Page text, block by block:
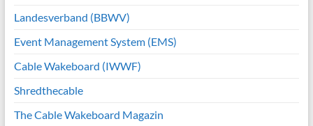
Landesverband (BBWV)
Event Management System (EMS)
Cable Wakeboard (IWWF)
Shredthecable
The Cable Wakeboard Magazin